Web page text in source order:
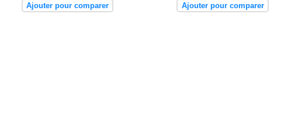
Ajouter pour comparer Ajouter pour comparer